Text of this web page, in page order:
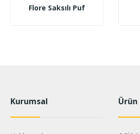
Flore Saksılı Puf
Kurumsal